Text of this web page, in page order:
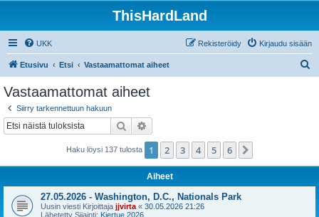
ThisHardLand
UKK Kirjaudu sisään
Rekisteröidy
Etusivu Etsi Vastaamattomat aiheet
Vastaamattomat aiheet
Siirry tarkennettuun hakuun
Etsi
Haku löysi 137 tulosta 1 2 3 4 5 6
Aiheet
27.05.2026 - Washington, D.C., Nationals Park
Uusin viesti Kirjoittaja jjvirta « 30.05.2026 21:26
Lähetetty Sijainti: Kiertue 2026